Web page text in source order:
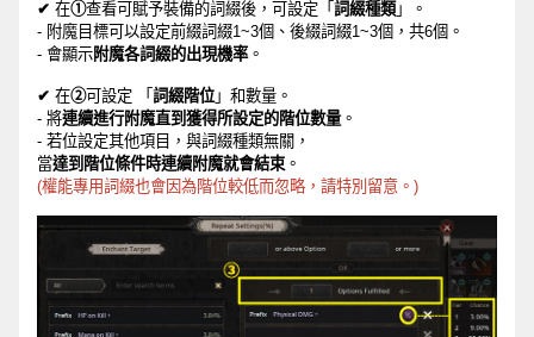
✔ 在①查看可 賦予裝備的詞綴後，可設定「 詞綴種類 」。
- 附魔目標可以設定前綴詞綴1~3個、後綴詞綴1~3個，共6個。
- 會顯示附魔各詞綴的出現機率。
✔ 在②可設定 「 詞綴階位」和數量。
- 將連續進行附魔直到獲得所設定的階位數量。
- 若位設定其他項目，與詞綴種類無關，
當達到階位條件時連續附魔就會結束 。
(權能專用詞綴也會因為階位較低而忽略，請特別留意。 )